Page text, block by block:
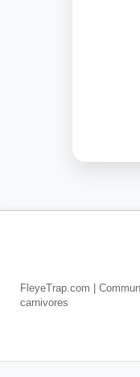
FleyeTrap.com |
carnivores